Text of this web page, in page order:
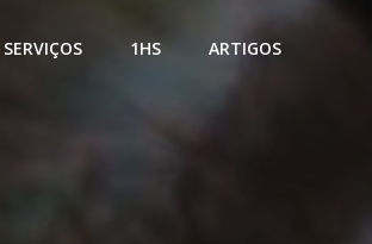
SERVIÇOS 1HS ARTIGOS